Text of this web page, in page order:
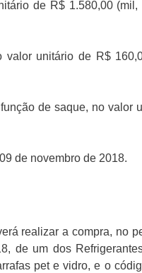
de R$ 1.580,00
unitário de R$
de saque, no valor
de novembro de 2018.
realizar a compra, no
de um dos
pet e vidro, e o